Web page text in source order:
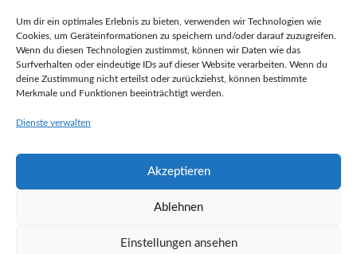
Um dir ein optimales Erlebnis zu bieten, verwenden wir Technologien wie
Cookies, um Geräteinformationen zu speichern und/oder darauf zuzugreifen.
Wenn du diesen Technologien zustimmst, können wir Daten wie das
Surfverhalten oder eindeutige IDs auf dieser Website verarbeiten. Wenn du
deine Zustimmung nicht erteilst oder zurückziehst, können bestimmte
Merkmale und Funktionen beeinträchtigt werden.
Dienste verwalten
Akzeptieren
Ablehnen
Einstellungen ansehen
Pokalturnier 2022
Pokalturnier 2023
Pokalturnier 2024
Unkategorisiert
© 2026 BADMINTON PETERSHAGEN